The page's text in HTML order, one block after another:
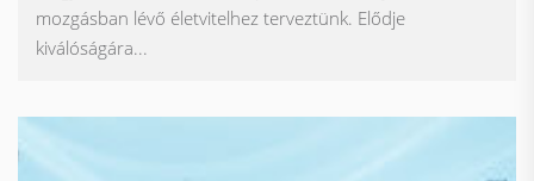
mozgásban lévő életvitelhez terveztünk. Elődje
kiválóságára...